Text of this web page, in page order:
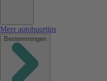
Meer autohuurtips
Bestemmingen